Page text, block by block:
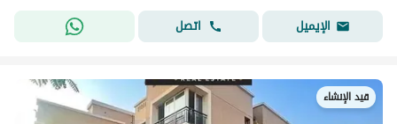
الإيميل
اتصل
قيد الإنشاء